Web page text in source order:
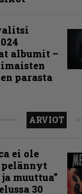
albumit –
parasta
ARVIOT
ei ole
muuttua”
30